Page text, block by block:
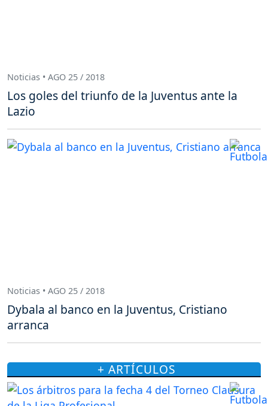
Noticias • AGO 25 / 2018
Los goles del triunfo de la Juventus ante la
Lazio
Noticias • AGO 25 / 2018
Dybala al banco en la Juventus, Cristiano
arranca
+ ARTÍCULOS